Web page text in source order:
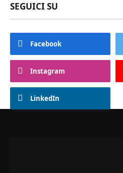
SEGUICI SU
Facebook
Instagram
LinkedIn